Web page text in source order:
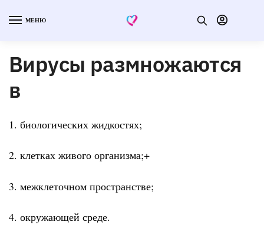
МЕНЮ
Вирусы размножаются
в
1. биологических жидкостях;
2. клетках живого организма;+
3. межклеточном пространстве;
4. окружающей среде.